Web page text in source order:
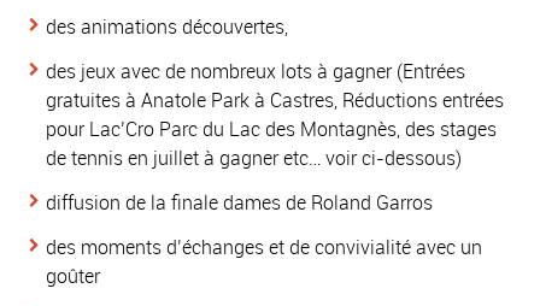
des animations découvertes,
des jeux avec de nombreux lots à gagner (Entrées
gratuites à Anatole Park à Castres, Réductions entrées
pour Lac’Cro Parc du Lac des Montagnès, des stages
de tennis en juillet à gagner etc… voir ci-dessous)
diffusion de la finale dames de Roland Garros
des moments d’échanges et de convivialité avec un
goûter